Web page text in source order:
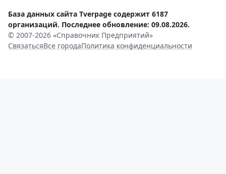
База данных сайта Tverpage содержит 6187
организаций. Последнее обновление: 09.08.2026.
© 2007-2026 «Справочник Предприятий»
СвязатьсяВсе городаПолитика конфиденциальности